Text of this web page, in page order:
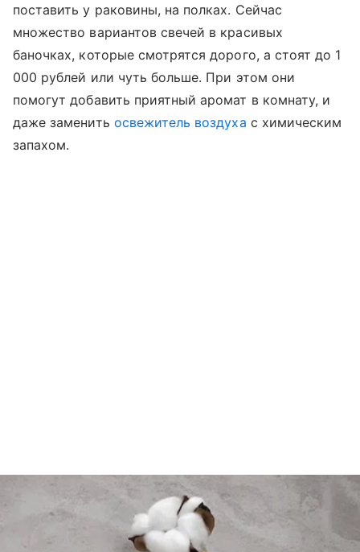
поставить у раковины, на полках. Сейчас
множество вариантов свечей в красивых
баночках, которые смотрятся дорого, а стоят до 1
000 рублей или чуть больше. При этом они
помогут добавить приятный аромат в комнату, и
даже заменить освежитель воздуха с химическим
запахом.